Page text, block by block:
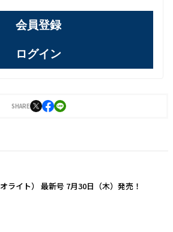
会員登録
ログイン
SHARE
ライト） 最新号 7月30日（木）発売！